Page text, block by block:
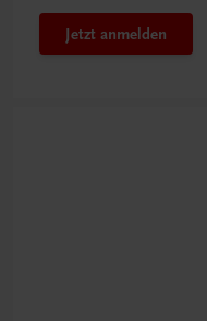
Jetzt anmelden